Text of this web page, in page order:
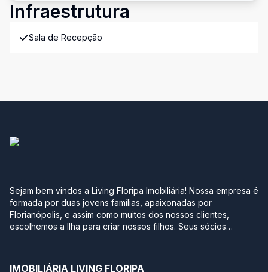
Infraestrutura
Sala de Recepção
Sejam bem vindos a Living Floripa Imobiliária! Nossa empresa é
formada por duas jovens famílias, apaixonadas por
Florianópolis, e assim como muitos dos nossos clientes,
escolhemos a Ilha para criar nossos filhos. Seus sócios
grandes construtoras, imobiliárias e multinacionais, optaram
IMOBILIÁRIA LIVING FLORIPA